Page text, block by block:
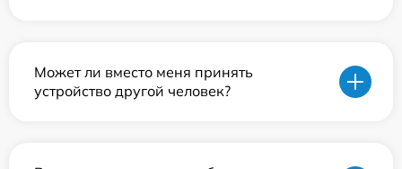
Может ли вместо меня принять
устройство другой человек?